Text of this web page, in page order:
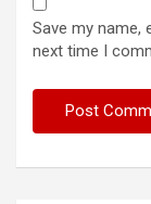
Save my name,
next time I